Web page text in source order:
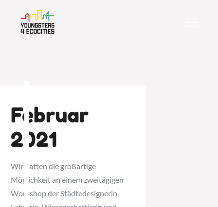
content
Februar
2021
Wir hatten die großartige
Möglichkeit an einem zweitägigen
Workshop der Städtedesignerin,